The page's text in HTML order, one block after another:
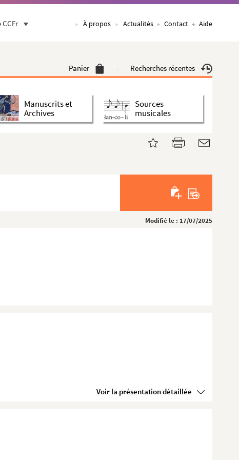
À propos Actualités Contact Aide
Panier Recherches récentes
Manuscrits et
Archives
Sources
musicales
Modifié le : 17/07/2025
Voir la présentation détaillée